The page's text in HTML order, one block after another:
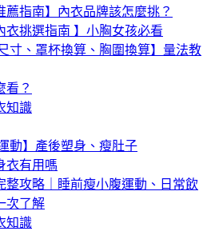
薦指南】內衣品牌該怎麼挑？
衣挑選指南 】小胸女孩必看
寸、罩杯換算、胸圍換算】量法教
看？
知識
動】產後塑身、瘦肚子
衣有用嗎
整攻略｜睡前瘦小腹運動、日常飲
次了解
知識